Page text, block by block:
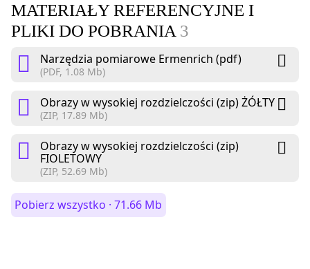
MATERIAŁY REFERENCYJNE I
PLIKI DO POBRANIA 3
Narzędzia pomiarowe Ermenrich (pdf)
(PDF, 1.08 Mb)
Obrazy w wysokiej rozdzielczości (zip) ŻÓŁTY
(ZIP, 17.89 Mb)
Obrazy w wysokiej rozdzielczości (zip)
FIOLETOWY
(ZIP, 52.69 Mb)
Pobierz wszystko · 71.66 Mb